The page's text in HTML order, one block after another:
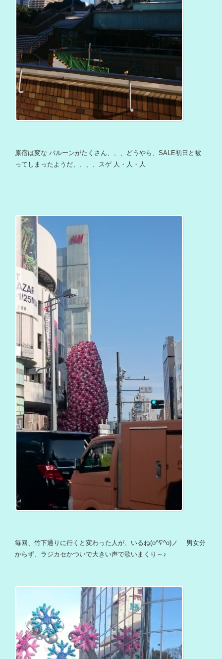
原宿は変な バルーンがたくさん、、、どうやら、SALE初日と被
ってしまったようだ、、、、スゲ 人・人・人
毎回、竹下通りに行くと変わった人が、いるね(o^∇^o)ノ 男女分
からず、ラジカセかついで大きい声で歌いまくり～♪